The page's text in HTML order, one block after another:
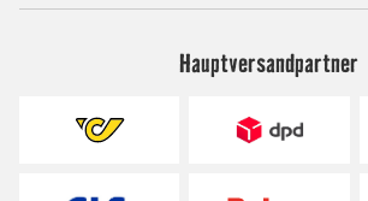
Hauptversandpartner